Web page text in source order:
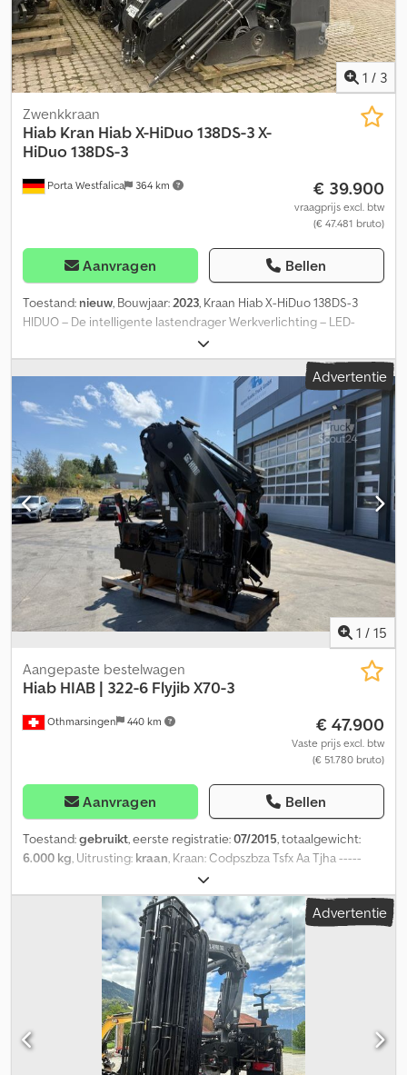
1 / 3
Porta Westfalica 364 km
Zwenkkraan
Hiab Kran Hiab X-HiDuo 138DS-3 X-
HiDuo 138DS-3
€ 39.900
vraagprijs excl. btw
(€ 47.481 bruto)
Aanvragen Bellen
Toestand: nieuw, Bouwjaar:2023, Kraan Hiab X-HiDuo 138DS-3
HIDUO – De intelligente lastendrager Werkverlichting – LED-
uitvoering CE-basisveiligheidsuitrusting, conform EU-norm – met
CE-certificaat Csdpfxsyntk Rj Aa Tjha Bedieningssysteem met 3
hydraulische circuits Hoogstand links, ventiel onderaan de
kraanvoet, voor afstandsbediening Beide zijden bedienbaar,
elektronisch systeem – SPACE X4 – aan elke zijde een interface,
24V DC De afstandsbediening XSDrive piano kan draadloos of via
kabel worden bediend De onzichtbare veiligheidscabine OPS Het
D-scharnier heeft een hefboomaansluiting tussen de knikarm en
de hefarm (kniegewricht). 2 m = 4700 kg 5 m = 2600 kg 7 m = 1800
kg 9 m = 1340 kg 11 m = 1060 kg = Verdere informatie = Bouwjaar:
2023 Algemene staat: zeer goed Technische staat: zeer goed
Optische staat: zeer goed
Advertentie
1 / 15
Othmarsingen 440 km
Aangepaste bestelwagen
Hiab HIAB | 322-6 Flyjib X70-3
€ 47.900
Vaste prijs excl. btw
(€ 51.780 bruto)
Aanvragen Bellen
Toestand:gebruikt, eerste registratie:07/2015, totaalgewicht:
6.000 kg, Uitrusting: kraan, Kraan: Codpszbza Tsfx Aa Tjha -----
Afstandsbediening - Kraan met 6 uitschuifdelen & flyjib met 3
uitschuifdelen - Functionerend - ca. 2000 bedrijfsuren
Advertentie